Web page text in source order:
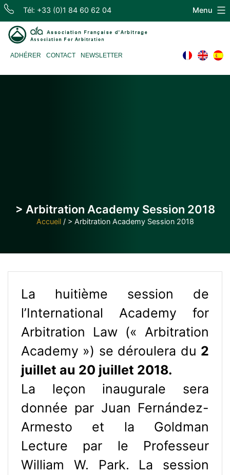
Skip
content
Tél: +33 (0)1 84 60 62 04
d'Arbitrage
ADHÉRER CONTACT NEWSLETTER
Menu
> Arbitration Academy Session 2018
Accueil/ > Arbitration Academy Session 2018
La huitième session de
l’International Academy for
Arbitration Law (« Arbitration
Academy ») se déroulera du 2
juillet au 20 juillet 2018.
La leçon inaugurale sera
donnée par Juan Fernández-
Armesto et la Goldman
Lecture par le Professeur
William W. Park. La session